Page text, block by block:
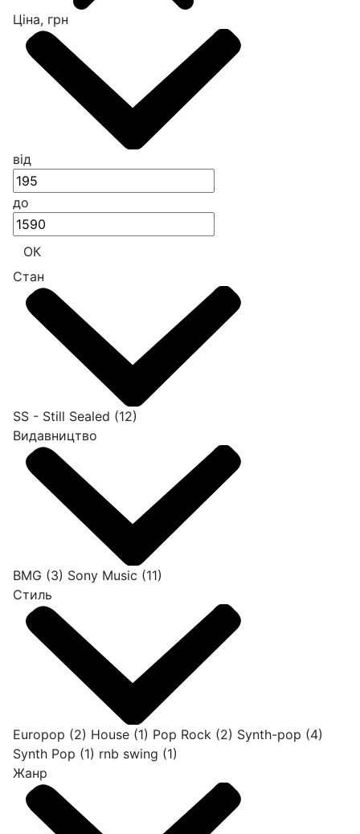
Ціна, грн
від
до
ОК
Стан
SS - Still Sealed (12)
Видавництво
BMG (3) Sony Music (11)
Стиль
Europop (2) House (1) Pop Rock (2) Synth-pop (4)
Synth Pop (1) rnb swing (1)
Жанр